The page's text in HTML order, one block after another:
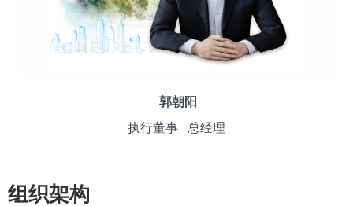
郭朝阳
执行董事 总经理
组织架构